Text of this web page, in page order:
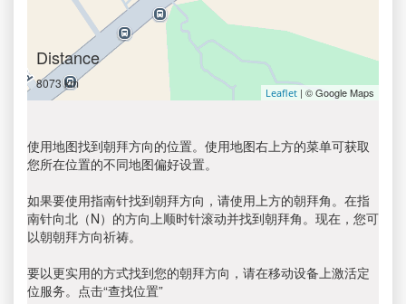
Distance
8073 km
Leaflet | © Google Maps
使用地图找到朝拜方向的位置。使用地图右上方的菜单可获取
您所在位置的不同地图偏好设置。
如果要使用指南针找到朝拜方向，请使用上方的朝拜角。在指
南针向北（N）的方向上顺时针滚动并找到朝拜角。现在，您可
以朝朝拜方向祈祷。
要以更实用的方式找到您的朝拜方向，请在移动设备上激活定
位服务。点击“查找位置”